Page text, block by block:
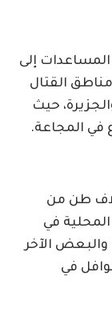
المساعدات إلى
القتال
حيث
بأن خمس قوافل، تحمل 5 آلاف طن من
في
والبعض الآخر
في